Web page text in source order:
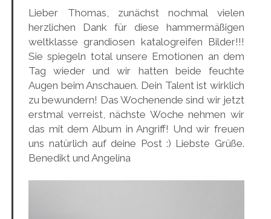
Lieber Thomas, zunächst nochmal vielen
herzlichen Dank für diese hammermäßigen
weltklasse grandiosen katalogreifen Bilder!!!
Sie spiegeln total unsere Emotionen an dem
Tag wieder und wir hatten beide feuchte
Augen beim Anschauen. Dein Talent ist wirklich
zu bewundern! Das Wochenende sind wir jetzt
erstmal verreist, nächste Woche nehmen wir
das mit dem Album in Angriff! Und wir freuen
uns natürlich auf deine Post :) Liebste Grüße.
Benedikt und Angelina